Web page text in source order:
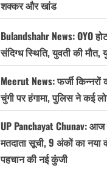
शक्कर और खांड
Bulandshahr News: OYO
संदिग्ध स्थिति, युवती की मौत,
Meerut News: फर्जी
चुंगी पर हंगामा, पुलिस ने कई
UP Panchayat Chunav: आज
मतदाता सूची, 9 अंकों का नया
पहचान की नई कुंजी